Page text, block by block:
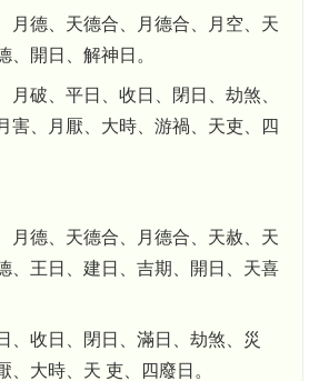
月德、天德合、月德合、月空、天
、開日、解神日。
月破、平日、收日、閉日、劫煞、
害、月厭、大時、游禍、天吏、四
月德、天德合、月德合、天赦、天
、王日、建日、吉期、開日、天喜
、收日、閉日、滿日、劫煞、災
、大時、天 吏、四廢日。